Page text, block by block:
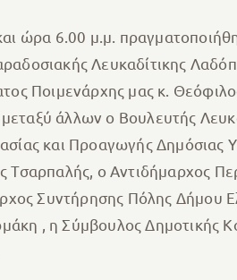
ώρα 6.00 μ.μ.
Λευκαδίτικης
Ποιμενάρχης μας κ.
άλλων ο Βουλευτής
και Προαγωγής Δημόσιας
ο Αντιδήμαρχος
Συντήρησης Πόλης Δήμου
, η Σύμβουλος Δημοτικής